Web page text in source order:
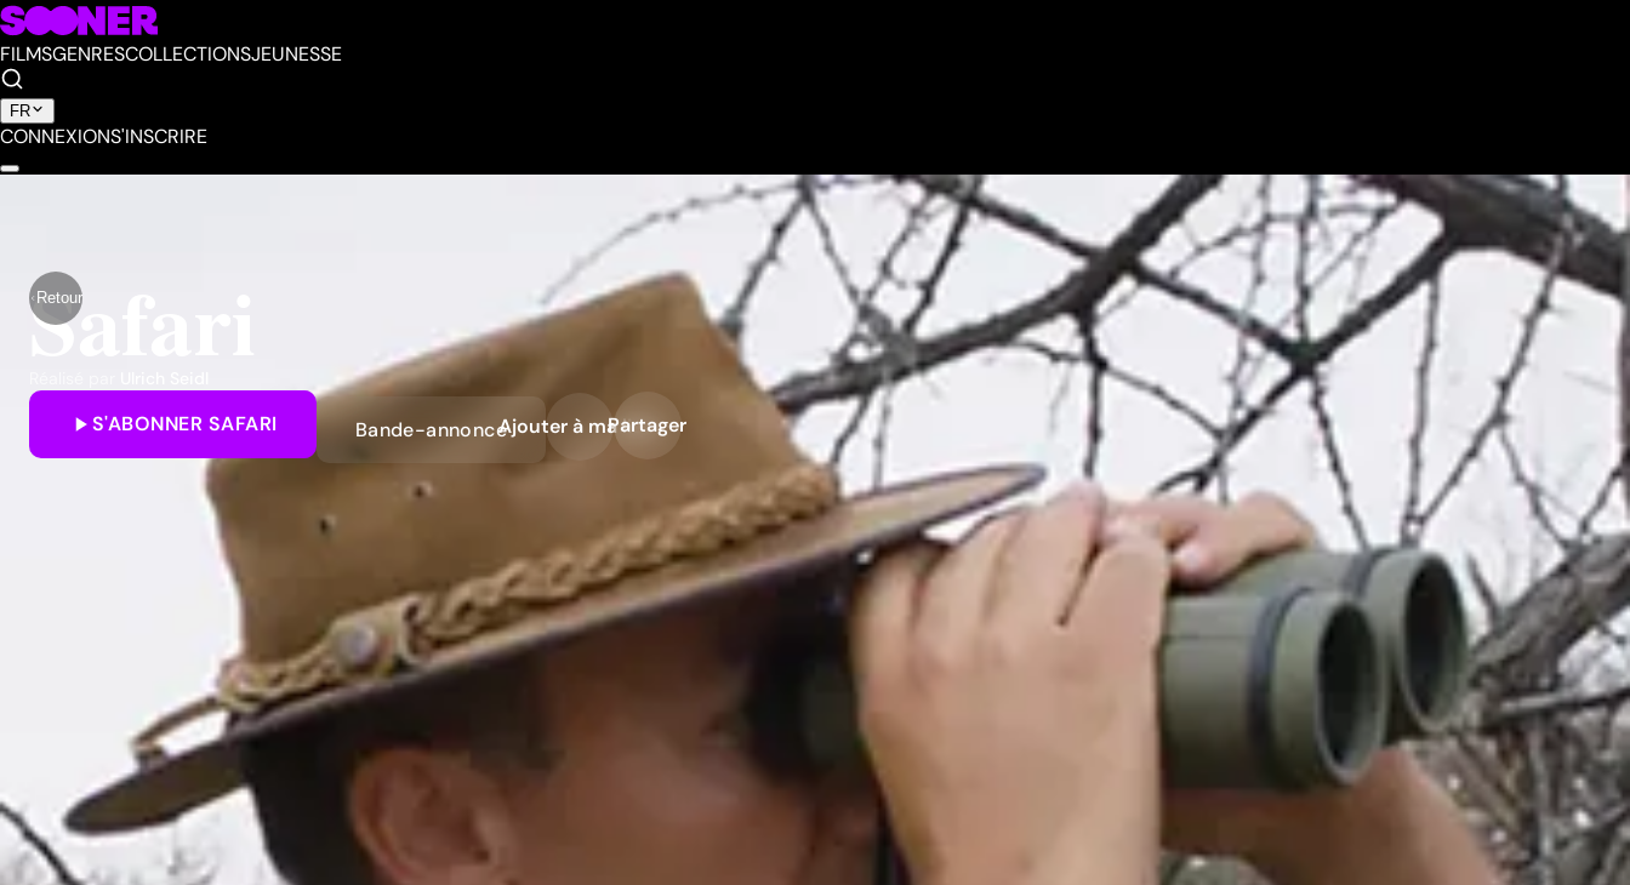
FILMSGENRESCOLLECTIONSJEUNESSE
FR
CONNEXIONS'INSCRIRE
Retour
Safari
S'ABONNER SAFARI Bande-annonceAjouter à ma liste
Partager